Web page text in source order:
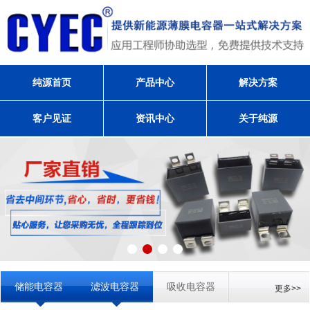
纯源首页 产品中心 解决方案
客户见证 资讯中心 关于纯源
储能电容器 滤波电容器 吸收电容器 更多>>